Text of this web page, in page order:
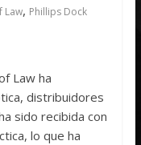
Law, Phillips Dock
Law ha
distribuidores
sido recibida con
lo que ha